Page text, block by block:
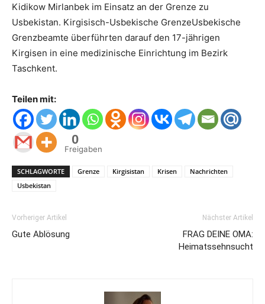
Kidikow Mirlanbek im Einsatz an der Grenze zu
Usbekistan. Kirgisisch-Usbekische GrenzeUsbekische
Grenzbeamte überführten darauf den 17-jährigen
Kirgisen in eine medizinische Einrichtung im Bezirk
Taschkent.
Teilen mit:
0
Freigaben
SCHLAGWORTE Grenze Kirgisistan Krisen
Nachrichten
Usbekistan
Vorheriger Artikel
Gute Ablösung
Nächster Artikel
FRAG DEINE OMA:
Heimatssehnsucht